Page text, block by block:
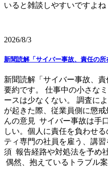
いると雑談しやすいですよね
2026/8/3
新聞読解「サイバー事故、責任の所
新聞読解「サイバー事故、
要約です。 仕事中の小さな
ースは少なくない。 調査に
が起きた際、従業員側に懲
んの意見 サイバー事故は手
しい。個人に責任を負わせ
ティ専門の社員を雇う、講
須 報告経路や対処法を予め
偶然、抱えているトラブル